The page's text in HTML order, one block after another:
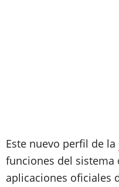
Este nuevo perfil de la
funciones del sistema
aplicaciones oficiales